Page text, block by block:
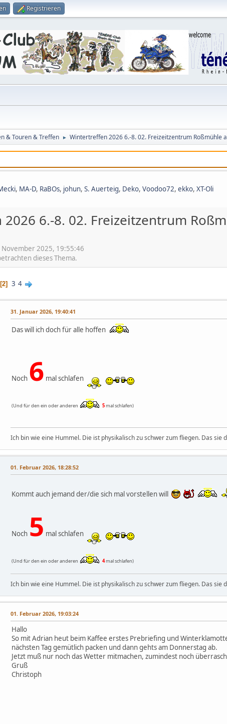
Registrieren
& Touren & Treffen ► Wintertreffen 2026 6.-8. 02. Freizeitzentrum Roßmühle
, MA-D, RaBOs, johun, S. Auerteig, Deko, Voodoo72, ekko, XT-Oli
6.-8. 02. Freizeitzentrum
2025, 19:55:46
dieses Thema.
2 3 4
31. Januar 2026, 19:40:41
Das will ich doch für alle hoffen
Noch 6 mal schlafen
(Und für den ein oder anderen 5mal schlafen)
Ich bin wie eine Hummel. Die ist physikalisch zu schwer zum fliegen. Das sie
01. Februar 2026, 18:28:52
Kommt auch jemand der/die sich mal vorstellen will
Noch 5 mal schlafen
(Und für den ein oder anderen 4mal schlafen)
Ich bin wie eine Hummel. Die ist physikalisch zu schwer zum fliegen. Das sie
01. Februar 2026, 19:03:24
Hallo
So mit Adrian heut beim Kaffee erstes Prebriefing und
nächsten Tag gemütlich packen und dann gehts am Donnerstag ab.
Jetzt muß nur noch das Wetter mitmachen, zumindest noch
Gruß
Christoph